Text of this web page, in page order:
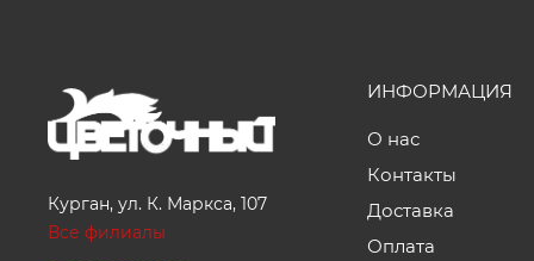
Курган, ул. К. Маркса, 107
Все филиалы
ИНФОРМАЦИЯ
О нас
Контакты
Доставка
Оплата